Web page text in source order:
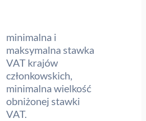
minimalna i
maksymalna stawka
VAT krajów
członkowskich,
minimalna wielkość
obniżonej stawki
VAT.